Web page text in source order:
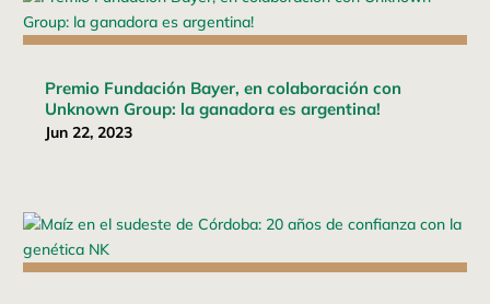
Premio Fundación Bayer, en colaboración con
Unknown Group: la ganadora es argentina!
Jun 22, 2023